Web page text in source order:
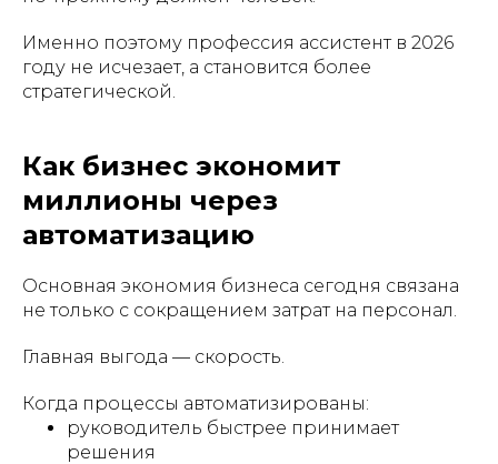
Именно поэтому профессия ассистент в 2026
году не исчезает, а становится более
стратегической.
Как бизнес экономит
миллионы через
автоматизацию
Основная экономия бизнеса сегодня связана
не только с сокращением затрат на персонал.
Главная выгода — скорость.
Когда процессы автоматизированы:
руководитель быстрее принимает
решения